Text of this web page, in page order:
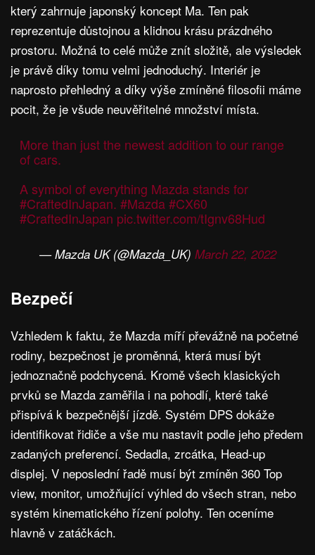
který zahrnuje japonský koncept Ma. Ten pak
reprezentuje důstojnou a klidnou krásu prázdného
prostoru. Možná to celé může znít složitě, ale výsledek
je právě díky tomu velmi jednoduchý. Interiér je
naprosto přehledný a díky výše zmíněné filosofii máme
pocit, že je všude neuvěřitelné množství místa.
More than just the newest addition to our range
of cars.
A symbol of everything Mazda stands for
#CraftedInJapan.#Mazda #CX60
#CraftedInJapan pic.twitter.com/tIgnv68Hud
— Mazda UK (@Mazda_UK) March 22, 2022
Bezpečí
Vzhledem k faktu, že Mazda míří převážně na početné
rodiny, bezpečnost je proměnná, která musí být
jednoznačně podchycená. Kromě všech klasických
prvků se Mazda zaměřila i na pohodlí, které také
přispívá k bezpečnější jízdě. Systém DPS dokáže
identifikovat řidiče a vše mu nastavit podle jeho předem
zadaných preferencí. Sedadla, zrcátka, Head-up
displej. V neposlední řadě musí být zmíněn 360 Top
view, monitor, umožňující výhled do všech stran, nebo
systém kinematického řízení polohy. Ten oceníme
hlavně v zatáčkách.